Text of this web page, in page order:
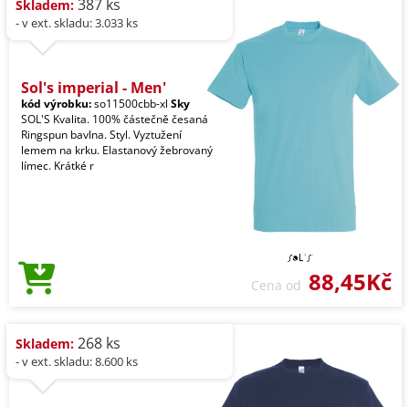
Skladem: 387 ks
- v ext. skladu: 3.033 ks
Sol's imperial - Men'
kód výrobku:so11500cbb-xl Sky
SOL'S Kvalita. 100% částečně česaná
Ringspun bavlna. Styl. Vyztužení
lemem na krku. Elastanový žebrovaný
límec. Krátké r
Cena od 88,45Kč
Skladem: 268 ks
- v ext. skladu: 8.600 ks